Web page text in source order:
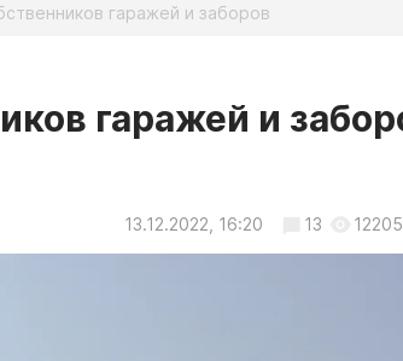
гаражей и заборов
гаражей и
13.12.2022, 16:20 13 12205